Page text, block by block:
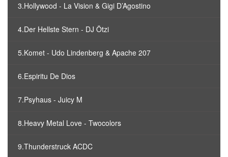
3.Hollywood - La Vision & Gigi D’Agostino
4.Der Hellste Stern - DJ Ötzi
5.Komet - Udo Lindenberg & Apache 207
6.Espiritu De Dios
7.Psyhaus - Juicy M
8.Heavy Metal Love - Twocolors
9.Thunderstruck ACDC